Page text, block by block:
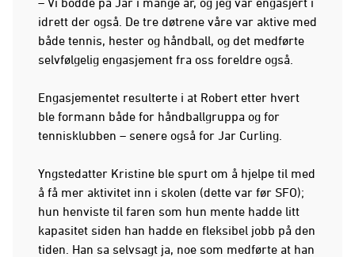
idrett der også. De tre døtrene våre var aktive med
både tennis, hester og håndball, og det medførte
selvfølgelig engasjement fra oss foreldre også.
Engasjementet resulterte i at Robert etter hvert
ble formann både for håndballgruppa og for
tennisklubben – senere også for Jar Curling.
Yngstedatter Kristine ble spurt om å hjelpe til med
å få mer aktivitet inn i skolen (dette var før SFO);
hun henviste til faren som hun mente hadde litt
kapasitet siden han hadde en fleksibel jobb på den
tiden. Han sa selvsagt ja, noe som medførte at han